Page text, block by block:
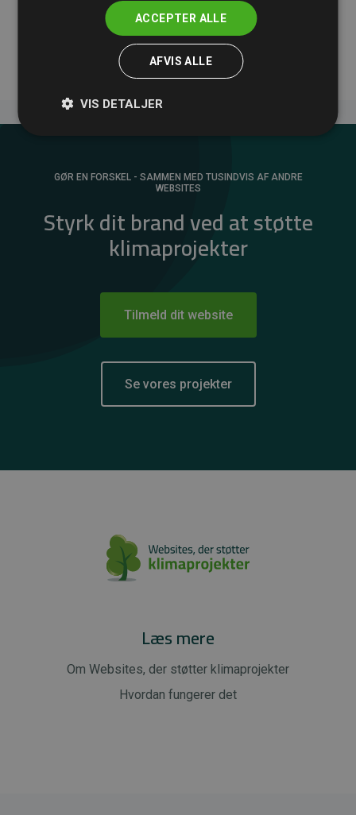
medlemmernes websites estimerede CO₂-
GØR EN FORSKEL - SAMMEN MED TUSINDVIS AF ANDRE
WEBSITES
Styrk dit brand ved at støtte
klimaprojekter
Tilmeld dit website
Se vores projekter
Læs mere
Om Websites, der støtter klimaprojekter
Hvordan fungerer det
ACCEPTER ALLE
AFVIS ALLE
VIS DETALJER